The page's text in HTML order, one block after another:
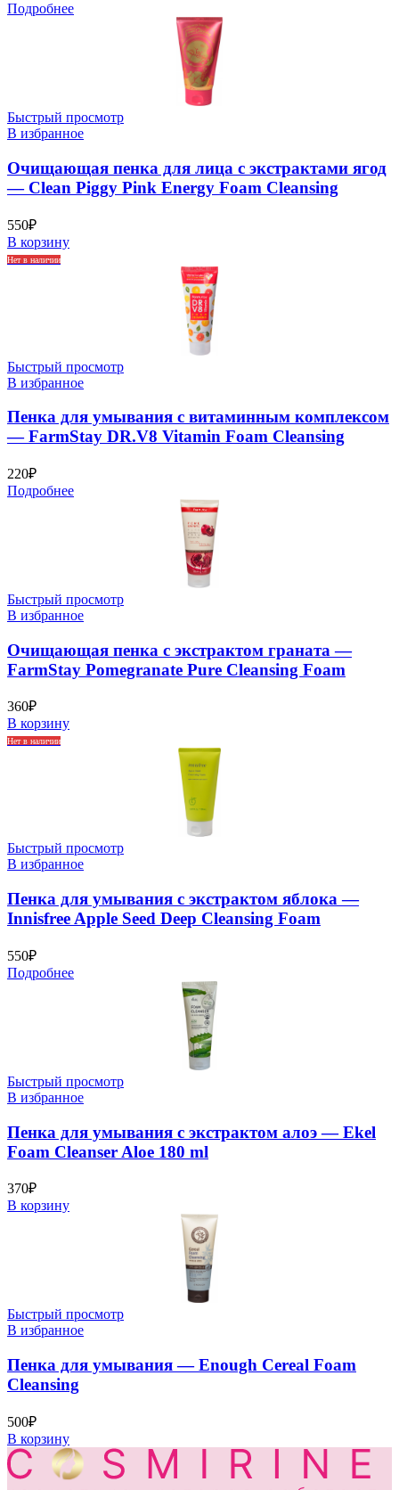
Подробнее
Быстрый просмотр
В избранное
Очищающая пенка для лица с экстрактами ягод
— Clean Piggy Pink Energy Foam Cleansing
550₽
В корзину
Нет в наличии
Быстрый просмотр
В избранное
Пенка для умывания с витаминным комплексом
— FarmStay DR.V8 Vitamin Foam Cleansing
220₽
Подробнее
Быстрый просмотр
В избранное
Очищающая пенка с экстрактом граната —
FarmStay Pomegranate Pure Cleansing Foam
360₽
В корзину
Нет в наличии
Быстрый просмотр
В избранное
Пенка для умывания с экстрактом яблока —
Innisfree Apple Seed Deep Cleansing Foam
550₽
Подробнее
Быстрый просмотр
В избранное
Пенка для умывания с экстрактом алоэ — Ekel
Foam Cleanser Aloe 180 ml
370₽
В корзину
Быстрый просмотр
В избранное
Пенка для умывания — Enough Cereal Foam
Cleansing
500₽
В корзину